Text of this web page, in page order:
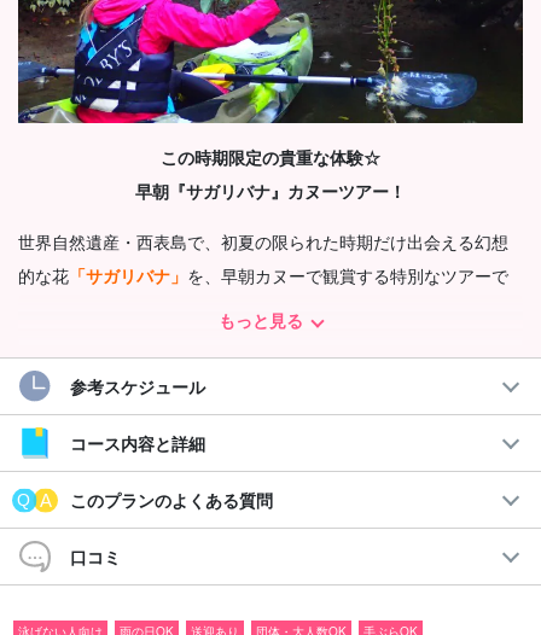
この時期限定の貴重な体験☆
早朝『サガリバナ』カヌーツアー！
世界自然遺産・西表島で、初夏の限られた時期だけ出会える幻想
的な花 「サガリバナ」 を、早朝カヌーで観賞する特別なツアーで
朝の時間を有効活用できるのも魅力です♪
おすすめポイント
◆朝の時間を有効活用！
◆世界自然遺産の感動体験
◆中学生〜60歳まで参加可能
◆6月下旬〜7月中旬限定の貴重な季節体験
◆早朝5:30スタートで静寂の西表島を独占
もっと見る
参考スケジュール
コース内容と詳細
このプランのよくある質問
口コミ
泳げない人向け 雨の日OK 送迎あり 団体・大人数OK 手ぶらOK